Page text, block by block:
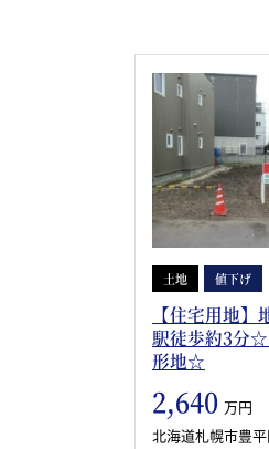
土地 値下げ
【住宅用地】
駅徒歩約3分
形地☆
2,640 万円
北海道札幌市豊